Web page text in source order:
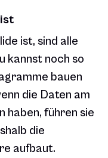
ist, sind alle
kannst noch so
bauen
die Daten am
haben, führen sie
die
aufbaut.